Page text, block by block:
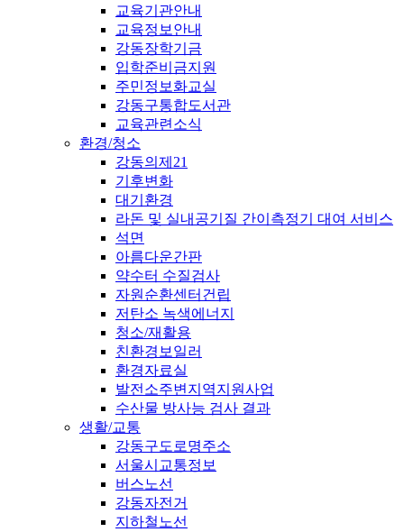
교육기관안내
교육정보안내
강동장학기금
입학준비금지원
주민정보화교실
강동구통합도서관
교육관련소식
환경/청소
강동의제21
기후변화
대기환경
라돈 및 실내공기질 간이측정기 대여 서비스
석면
아름다운간판
약수터 수질검사
자원순환센터건립
저탄소 녹색에너지
청소/재활용
친환경보일러
환경자료실
발전소주변지역지원사업
수산물 방사능 검사 결과
생활/교통
강동구도로명주소
서울시교통정보
버스노선
강동자전거
지하철노선